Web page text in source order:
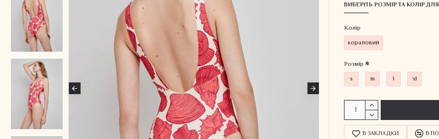
ВИБЕРІТЬ РОЗМІР ТА КОЛІР
Колiр
кораловий
Розмір
s
m l xl
В ЗАКЛАДКИ В